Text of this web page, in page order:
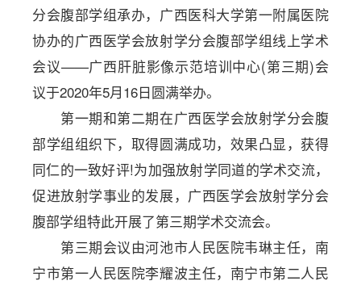
分会腹部学组承办，广西医科大学第一附属医院
协办的广西医学会放射学分会腹部学组线上学术
会议——广西肝脏影像示范培训中心(第三期)会
议于2020年5月16日圆满举办。
第一期和第二期在广西医学会放射学分会腹
部学组组织下，取得圆满成功，效果凸显，获得
同仁的一致好评!为加强放射学同道的学术交流，
促进放射学事业的发展，广西医学会放射学分会
腹部学组特此开展了第三期学术交流会。
第三期会议由河池市人民医院韦琳主任，南
宁市第一人民医院李耀波主任，南宁市第二人民